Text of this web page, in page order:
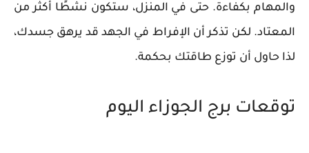
والمهام بكفاءة. حتى في المنزل، ستكون نشطًا أكثر من
المعتاد. لكن تذكر أن الإفراط في الجهد قد يرهق جسدك،
لذا حاول أن توزع طاقتك بحكمة.
توقعات برج الجوزاء اليوم